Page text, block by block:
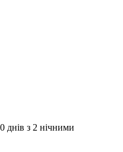
днів з 2 нічними